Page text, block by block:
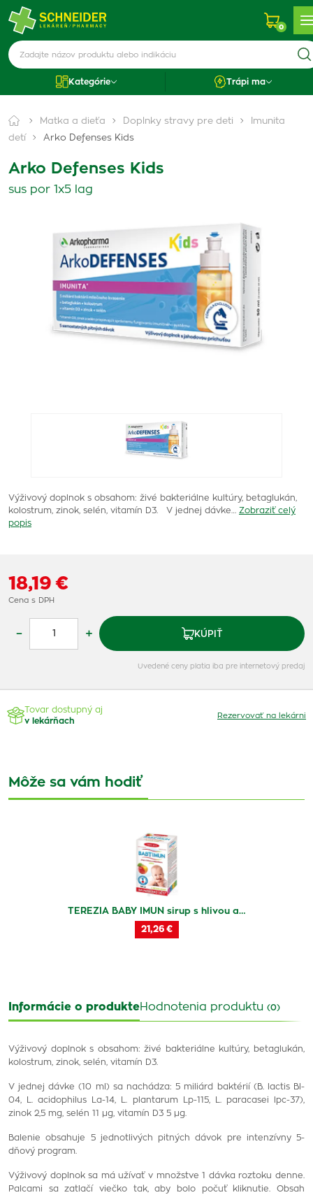
0
Kategórie Trápi ma
Matka a dieťa Doplnky stravy pre deti
Imunita
detí
Arko Defenses Kids
Arko Defenses Kids
sus por 1x5 lag
Výživový doplnok s obsahom: živé bakteriálne kultúry, betaglukán,
kolostrum, zinok, selén, vitamín D3. V jednej dávke… Zobraziť celý
popis
18,19 €
Cena s DPH
– + KÚPIŤ
Uvedené ceny platia iba pre internetový predaj
Tovar dostupný aj
v lekárňach
Rezervovať na lekárni
Môže sa vám hodiť
TEREZIA BABY IMUN sirup s hlivou a…
21,26 €
Informácie o produkteHodnotenia produktu (0)
Výživový doplnok s obsahom: živé bakteriálne kultúry, betaglukán,
kolostrum, zinok, selén, vitamín D3.
V jednej dávke (10 ml) sa nachádza: 5 miliárd baktérií (B. lactis Bl-
04, L. acidophilus La-14, L. plantarum Lp-115, L. paracasei lpc-37),
zinok 2,5 mg, selén 11 µg, vitamín D3 5 µg.
Balenie obsahuje 5 jednotlivých pitných dávok pre intenzívny 5-
dňový program.
Výživový doplnok sa má užívať v množstve 1 dávka roztoku denne.
Palcami sa zatlačí viečko tak, aby bolo počuť kliknutie. Obsah